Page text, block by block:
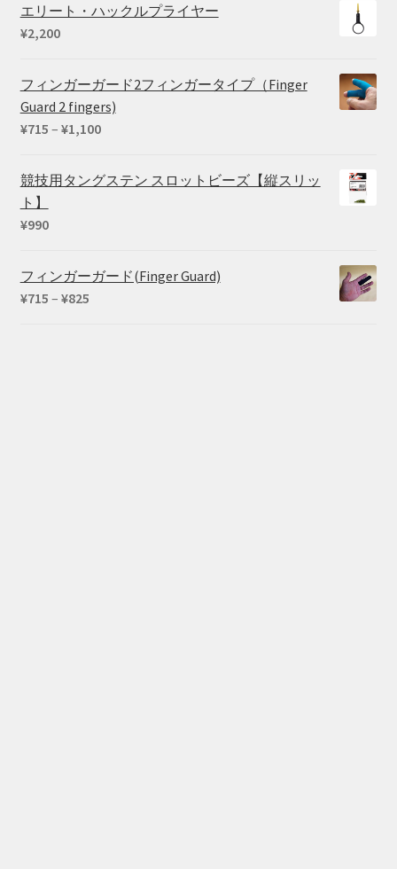
エリート・ハックルプライヤー
¥2,200
フィンガーガード2フィンガータイプ（Finger
Guard 2 fingers)
¥715 – ¥1,100価
帯:
競技用タングステン スロットビーズ【縦スリッ
ト】
¥990
フィンガーガード(Finger Guard)
¥715 – ¥825価